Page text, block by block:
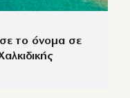
το όνομα σε